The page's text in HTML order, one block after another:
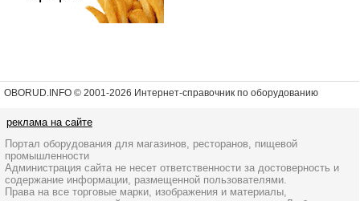
OBORUD.INFO © 2001-2026 Интернет-справочник по оборудованию
реклама на сайте
Портал оборудования для магазинов, ресторанов, пищевой
промышленности
Администрация сайта не несет ответственности за достоверность и
содержание информации, размещенной пользователями.
Права на все торговые марки, изображения и материалы,